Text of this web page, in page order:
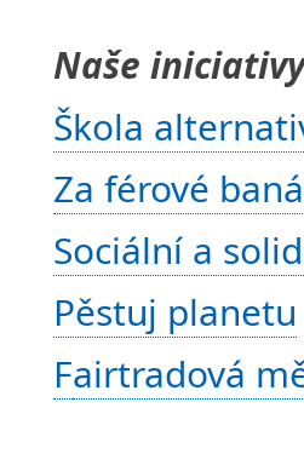
Naše
Škola
Za férové
Sociální a
Pěstuj planetu
Fairtradová